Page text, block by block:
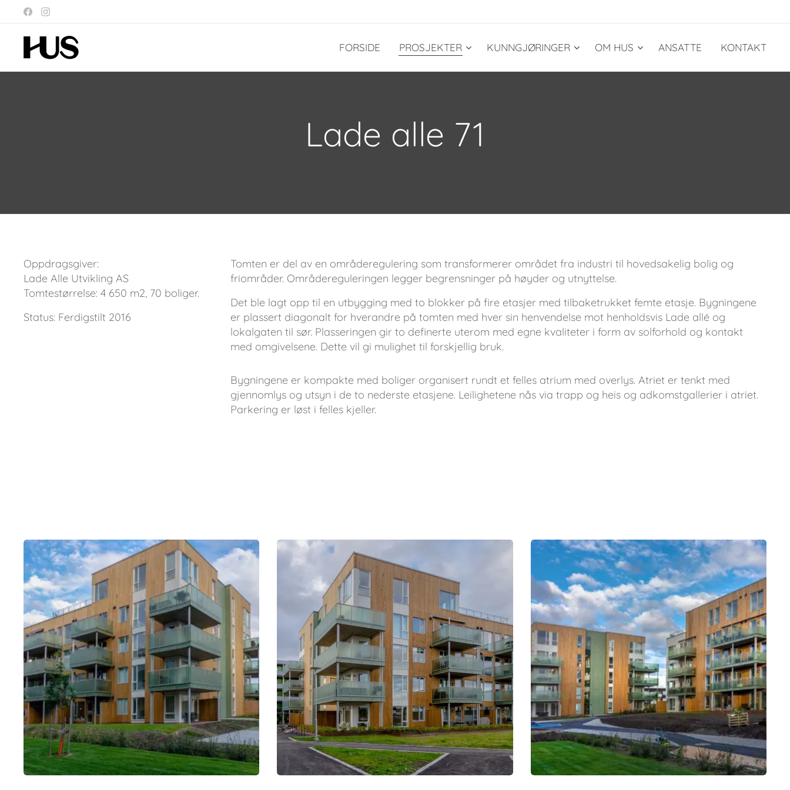
FORSIDE PROSJEKTER KUNNGJØRINGER OM HUS ANSATTE KONTAKT
Lade alle 71
Oppdragsgiver:
Lade Alle Utvikling AS
Tomtestørrelse: 4 650 m2, 70 boliger.
Status: Ferdigstilt 2016
Tomten er del av en områderegulering som transformerer området fra industri til hovedsakelig bolig og
friområder. Områdereguleringen legger begrensninger på høyder og utnyttelse.
Det ble lagt opp til en utbygging med to blokker på fire etasjer med tilbaketrukket femte etasje. Bygningene
er plassert diagonalt for hverandre på tomten med hver sin henvendelse mot henholdsvis Lade allé og
lokalgaten til sør. Plasseringen gir to definerte uterom med egne kvaliteter i form av solforhold og kontakt
med omgivelsene. Dette vil gi mulighet til forskjellig bruk.
Bygningene er kompakte med boliger organisert rundt et felles atrium med overlys. Atriet er tenkt med
gjennomlys og utsyn i de to nederste etasjene. Leilighetene nås via trapp og heis og adkomstgallerier i atriet.
Parkering er løst i felles kjeller.